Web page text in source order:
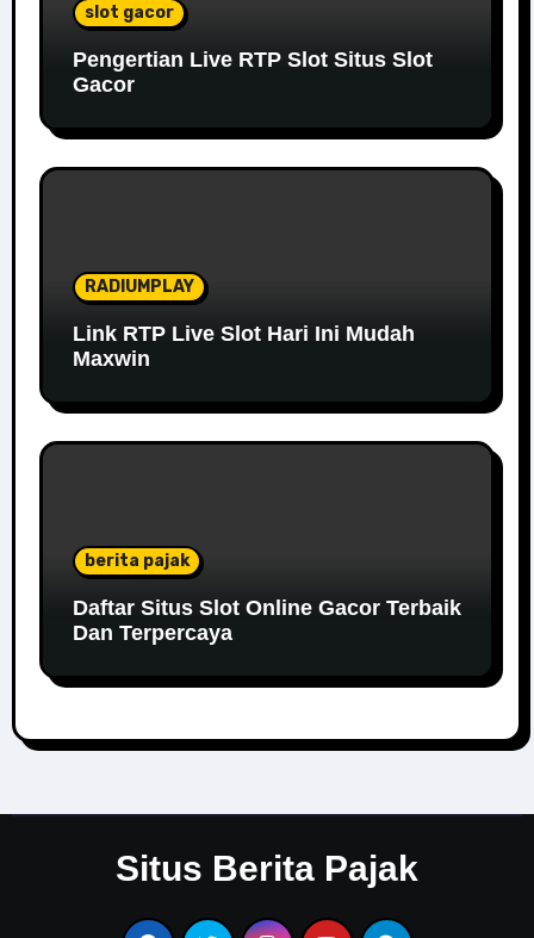
slot gacor
Pengertian Live RTP Slot Situs Slot
Gacor
RADIUMPLAY
Link RTP Live Slot Hari Ini Mudah
Maxwin
berita pajak
Daftar Situs Slot Online Gacor Terbaik
Dan Terpercaya
Situs Berita Pajak